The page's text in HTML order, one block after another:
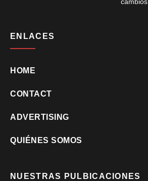
ENLACES
HOME
CONTACT
ADVERTISING
QUIÉNES SOMOS
NUESTRAS PULBICACIONES